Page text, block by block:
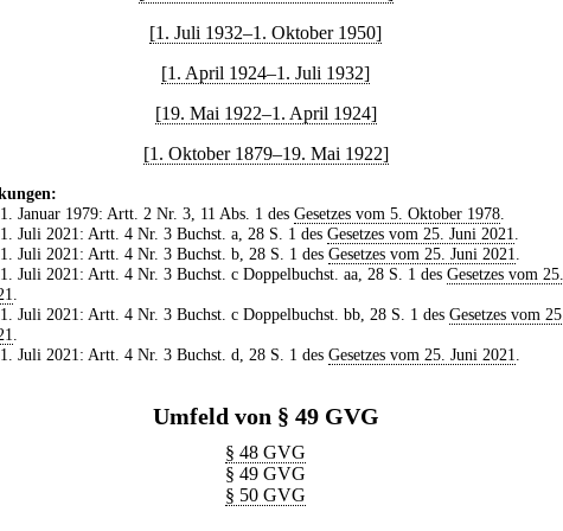
[1. Juli 1932–1. Oktober 1950]
[1. April 1924–1. Juli 1932]
[19. Mai 1922–1. April 1924]
[1. Oktober 1879–19. Mai 1922]
. 1. Januar 1979: Artt. 2 Nr. 3, 11 Abs. 1 des Gesetzes vom 5. Oktober 1978.
Juli 2021: Artt. 4 Nr. 3 Buchst. a, 28 S. 1 des Gesetzes vom 25. Juni 2021
Juli 2021: Artt. 4 Nr. 3 Buchst. b, 28 S. 1 des Gesetzes vom 25. Juni 2021
Juli 2021: Artt. 4 Nr. 3 Buchst. c Doppelbuchst. aa, 28 S. 1 des Gesetzes vom 25.
Juli 2021: Artt. 4 Nr. 3 Buchst. c Doppelbuchst. bb, 28 S. 1 des Gesetzes vom 25.
Juli 2021: Artt. 4 Nr. 3 Buchst. d, 28 S. 1 des Gesetzes vom 25. Juni 2021
Umfeld von § 49 GVG
§ 48 GVG
§ 49 GVG
§ 50 GVG